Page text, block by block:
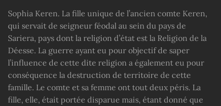
Sophia Keren. La fille unique de l’ancien comte Keren,
qui servait de seigneur féodal au sein du pays de
Sariera, pays dont la religion d’état est la Religion de la
Déesse. La guerre ayant eu pour objectif de saper
l’influence de cette dite religion a également eu pour
conséquence la destruction de territoire de cette
famille. Le comte et sa femme ont tout deux péris. La
fille, elle, était portée disparue mais, étant donné que